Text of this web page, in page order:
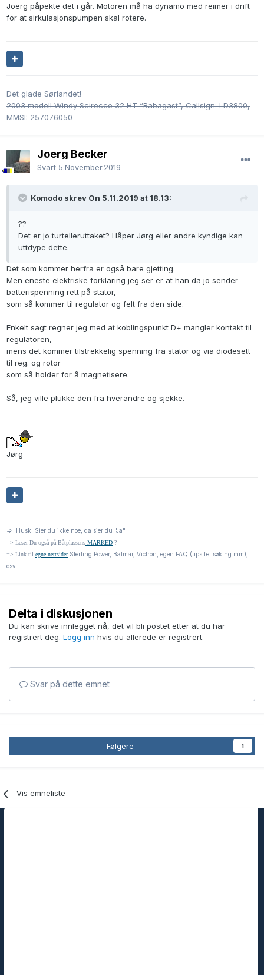
Joerg påpekte det i går. Motoren må ha dynamo med reimer i drift
for at sirkulasjonspumpen skal rotere.
Det glade Sørlandet!
2003 modell Windy Scirocco 32 HT “Rabagast”, Callsign: LD3800,
MMSI: 257076050
Joerg Becker
Svart 5.November.2019
Komodo skrev On 5.11.2019 at 18.13:
??
Det er jo turtelleruttaket? Håper Jørg eller andre kyndige kan
uttdype dette.
Det som kommer herfra er også bare gjetting.
Men eneste elektriske forklaring jeg ser er at han da jo sender
batterispenning rett på stator,
som så kommer til regulator og felt fra den side.
Enkelt sagt regner jeg med at koblingspunkt D+ mangler kontakt til
regulatoren,
mens det kommer tilstrekkelig spenning fra stator og via diodesett
til reg. og rotor
som så holder for å magnetisere.
Så, jeg ville plukke den fra hverandre og sjekke.
Jørg
=> Husk: Sier du ikke noe, da sier du "Ja".
=> Leser Du også på Båtplassens MARKED ?
=> Link til egne nettsiderSterling Power, Balmar, Victron, egen FAQ (tips feilsøking mm),
osv.
Delta i diskusjonen
Du kan skrive innlegget nå, det vil bli postet etter at du har
registrert deg. Logg inn hvis du allerede er registrert.
Svar på dette emnet
Følgere 1
Vis emneliste